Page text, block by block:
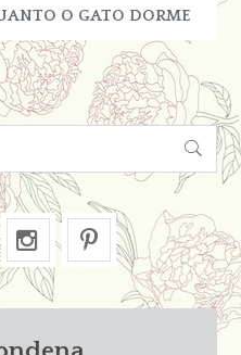
O GATO DORME
